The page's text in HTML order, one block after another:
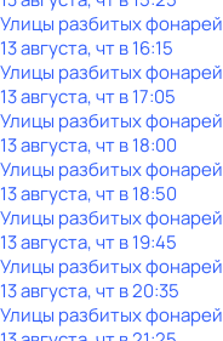
Улицы разбитых фонарей
13 августа, чт в 16:15
Улицы разбитых фонарей
13 августа, чт в 17:05
Улицы разбитых фонарей
13 августа, чт в 18:00
Улицы разбитых фонарей
13 августа, чт в 18:50
Улицы разбитых фонарей
13 августа, чт в 19:45
Улицы разбитых фонарей
13 августа, чт в 20:35
Улицы разбитых фонарей